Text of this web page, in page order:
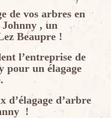
de vos arbres en
, un
Beaupre !
l’entreprise de
un élagage
d’élagage d’arbre
!